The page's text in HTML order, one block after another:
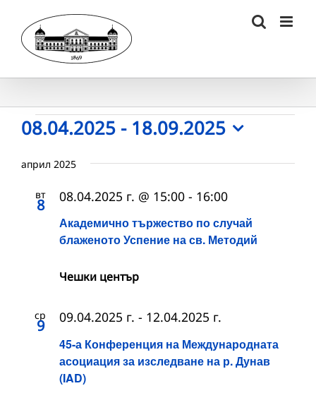
content
Събития
08.04.2025 - 18.09.2025
date.
април 2025
вт
8
Академично тържество по случай
блаженото Успение на св. Методий
08.04.2025 г. @ 15:00 - 16:00
Чешки център
ср
9
45-а Конференция на Международната
асоциация за изследване на р. Дунав
(IAD)
09.04.2025 г. - 12.04.2025 г.